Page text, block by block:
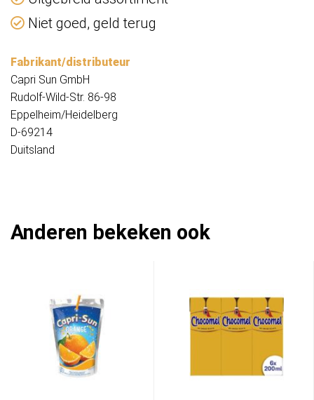
Niet goed, geld terug
Fabrikant/distributeur
Capri Sun GmbH
Rudolf-Wild-Str. 86-98
Eppelheim/Heidelberg
D-69214
Duitsland
Anderen bekeken ook